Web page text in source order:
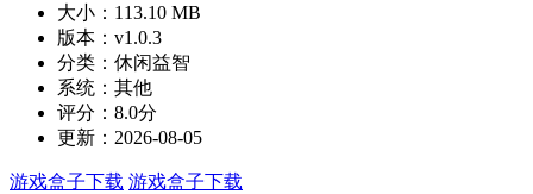
大小：113.10 MB
版本：v1.0.3
分类：休闲益智
系统：其他
评分：8.0分
更新：2026-08-05
游戏盒子下载 游戏盒子下载